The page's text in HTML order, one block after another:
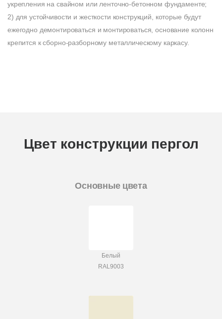
укрепления на свайном или ленточно-бетонном фундаменте;
2) для устойчивости и жесткости конструкций, которые будут
ежегодно демонтироваться и монтироваться, основание колонн
крепится к сборно-разборному металлическому каркасу.
Цвет конструкции пергол
Основные цвета
Белый
RAL9003